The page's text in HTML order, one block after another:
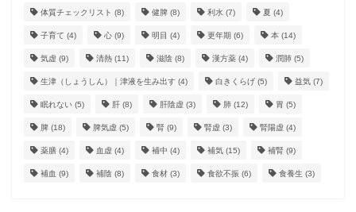
体質チェックリスト (8) 健脾 (8) 利水 (7) 夏 (4)
子育て (4) 心 (9) 明目 (4) 更年期 (6) 本 (14)
気虚 (9) 清熱 (11) 滋陰 (8) 漢方薬 (4) 潤肺 (5)
生津（しょうしん）｜津液を生み出す (4) 白きくらげ (5) 益気 (7)
眠れない (5) 肝 (8) 肝陰虚 (3) 肺 (12) 胃 (5)
脾 (18) 脾気虚 (5) 腎 (9) 腎虚 (3) 腎陽虚 (4)
薬膳 (4) 血虚 (4) 補中 (4) 補気 (15) 補腎 (9)
補血 (9) 補陰 (8) 食材 (3) 食欲不振 (6) 食養生 (3)